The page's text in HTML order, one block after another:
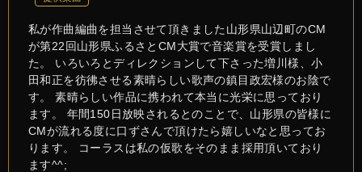
私が作曲編曲を担当させて頂きました山形県山辺町のCM
が第22回山形県ふるさとCM大賞で音楽賞を受賞しまし
た。 いろいろとディレクションして下さった増川様、小
田和正を彷彿させる素晴らしい歌声の鎮目政宏様のお陰で
す。 素晴らしい作品に携われて本当に光栄に思っており
ます。 年間150日放映されるとのことで、山形県の皆様に
CMが流れる度に口ずさんで頂けたら嬉しいなと思ってお
ります。 コーラスは私の仮歌をそのまま採用頂いており
ます^^;